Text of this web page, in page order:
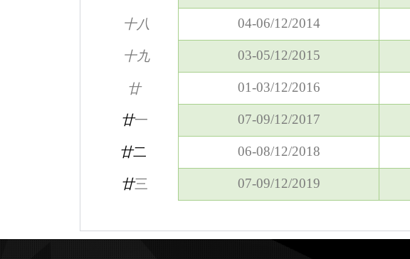
十八 04-06/12/2014
十九 03-05/12/2015
廿 01-03/12/2016
廿一 07-09/12/2017
廿二 06-08/12/2018
廿三 07-09/12/2019